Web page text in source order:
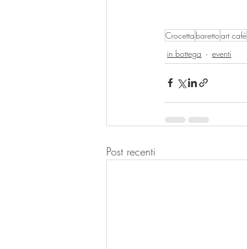
Crocetta barettoart café
in bottega
eventi
Post recenti